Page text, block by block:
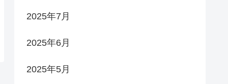
2025年7月
2025年6月
2025年5月